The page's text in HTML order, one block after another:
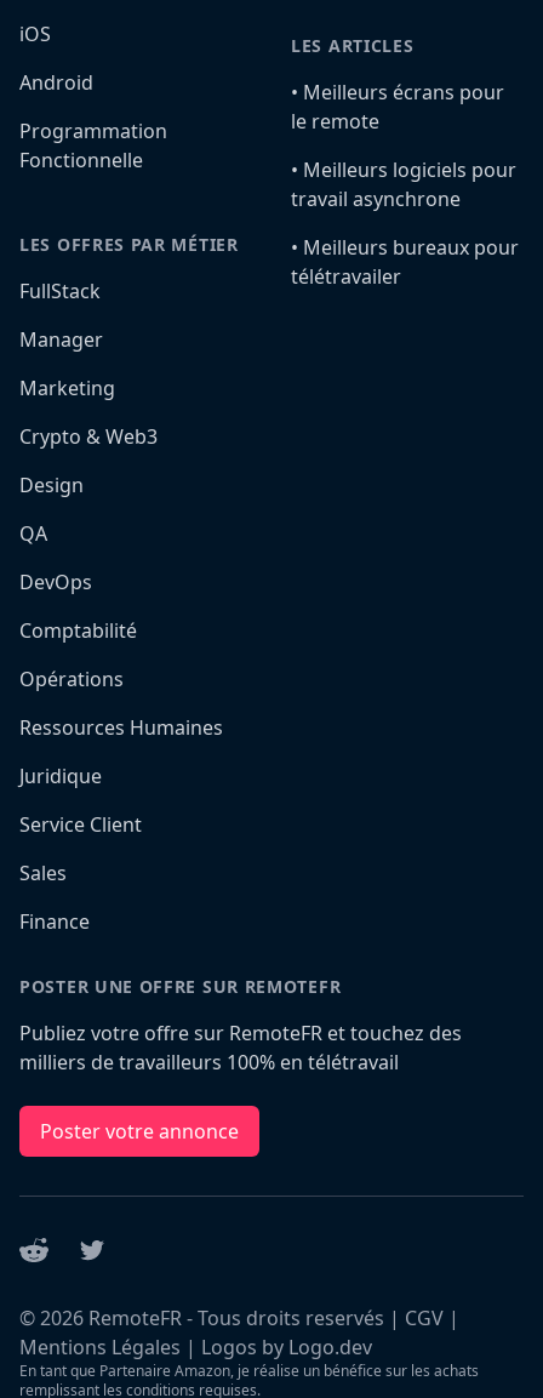
iOS
Android
Programmation
Fonctionnelle
LES OFFRES PAR MÉTIER
FullStack
Manager
Marketing
Crypto & Web3
Design
QA
DevOps
Comptabilité
Opérations
Ressources Humaines
Juridique
Service Client
Sales
Finance
LES ARTICLES
•️ Meilleurs écrans pour
le remote
•️ Meilleurs logiciels pour
travail asynchrone
•️ Meilleurs bureaux pour
télétravailer
POSTER UNE OFFRE SUR REMOTEFR
Publiez votre offre sur RemoteFR et touchez des
milliers de travailleurs 100% en télétravail
Poster votre annonce
Reddit Twitter
©2026 RemoteFR - Tous droits reservés | CGV |
Mentions Légales | Logos by Logo.dev
En tant que Partenaire Amazon, je réalise un bénéfice sur les achats
remplissant les conditions requises.